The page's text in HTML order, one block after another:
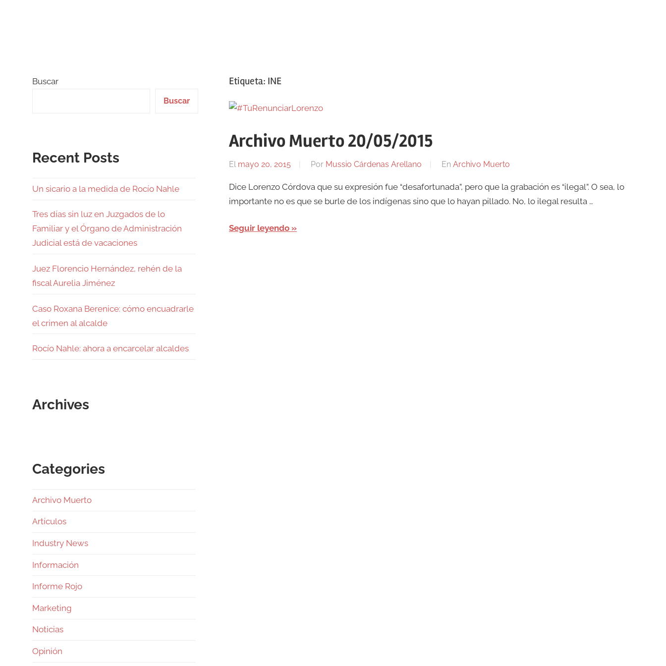
Etiqueta: INE
Archivo Muerto 20/05/2015
El mayo 20, 2015 Por Mussio Cárdenas Arellano En Archivo Muerto
Dice Lorenzo Córdova que su expresión fue “desafortunada”, pero que la grabación es “ilegal”. O sea, lo
importante no es que se burle de los indígenas sino que lo hayan pillado. No, lo ilegal resulta …
Seguir leyendo
Buscar
Buscar
Recent Posts
Un sicario a la medida de Rocío Nahle
Tres días sin luz en Juzgados de lo
Familiar y el Órgano de Administración
Judicial está de vacaciones
Juez Florencio Hernández, rehén de la
fiscal Aurelia Jiménez
Caso Roxana Berenice: cómo encuadrarle
el crimen al alcalde
Rocío Nahle: ahora a encarcelar alcaldes
Archives
Categories
Archivo Muerto
Artículos
Industry News
Información
Informe Rojo
Marketing
Noticias
Opinión